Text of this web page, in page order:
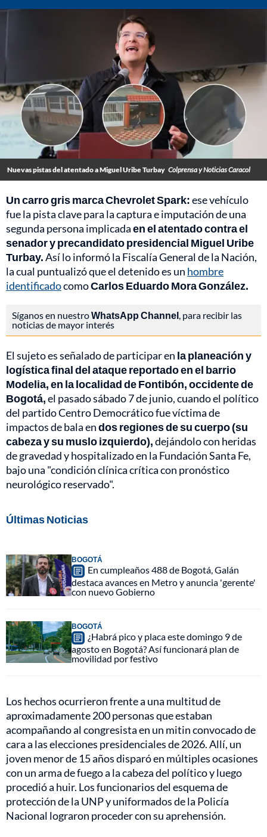
Nuevas pistas del atentado a Miguel Uribe Turbay Colprensa y Noticias Caracol
Un carro gris marca Chevrolet Spark:ese vehículo
fue la pista clave para la captura e imputación de una
segunda persona implicadaen el atentado contra el
senador y precandidato presidencial Miguel Uribe
Turbay.Así lo informó la Fiscalía General de la Nación,
la cual puntualizó que el detenido es un hombre
identificadocomoCarlos Eduardo Mora González.
Síganos en nuestroWhatsApp Channel, para recibir las
noticias de mayor interés
El sujeto es señalado de participar en la planeación y
logística final del ataque reportado en el barrio
Modelia, en la localidad de Fontibón, occidente de
Bogotá,el pasado sábado 7 de junio, cuando el político
del partido Centro Democrático fue víctima de
impactos de bala endos regiones de su cuerpo (su
cabeza y su muslo izquierdo),dejándolo con heridas
de gravedad y hospitalizado en la Fundación Santa Fe,
bajo una "condición clínica crítica con pronóstico
neurológico reservado".
Últimas Noticias
BOGOTÁ
En cumpleaños 488 de Bogotá, Galán
destaca avances en Metro y anuncia 'gerente'
con nuevo Gobierno
BOGOTÁ
¿Habrá pico y placa este domingo 9 de
agosto en Bogotá? Así funcionará plan de
movilidad por festivo
Los hechos ocurrieron frente a una multitud de
aproximadamente 200 personas que estaban
acompañando al congresista en un mitin convocado de
cara a las elecciones presidenciales de 2026. Allí, un
joven menor de 15 años disparó en múltiples ocasiones
con un arma de fuego a la cabeza del político y luego
procedió a huir. Los funcionarios del esquema de
protección de la UNP y uniformados de la Policía
Nacional lograron proceder con su aprehensión.